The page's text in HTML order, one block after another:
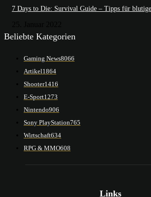
7 Days to Die: Survival Guide – Tipps für
Beliebte Kategorien
Gaming News8066
Artikel1864
Shooter1416
E-Sport1273
Nintendo906
Sony PlayStation765
Wirtschaft634
RPG & MMO608
Links